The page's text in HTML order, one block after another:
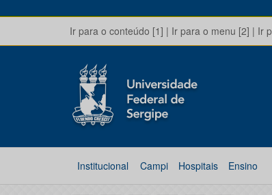
Ir para o conteúdo [1] | Ir para o menu [2] | Ir
Institucional Campi Hospitais Ensino